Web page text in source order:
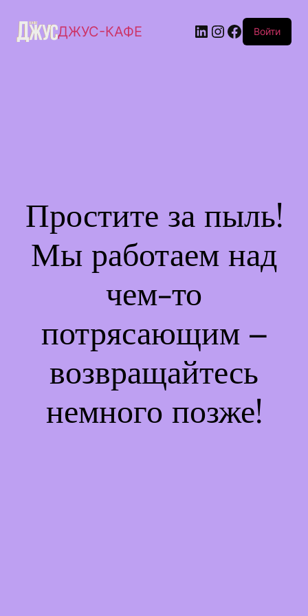
ДЖУС-КАФЕ Войти
Простите за пыль!
Мы работаем над
чем-то
потрясающим –
возвращайтесь
немного позже!